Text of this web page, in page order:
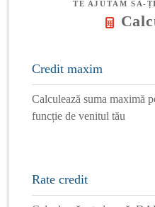
TE AJUTĂM SĂ-
Credit maxim
Calculează suma maximă
funcție de venitul tău
Rate credit